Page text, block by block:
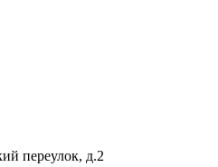
переулок, д.2